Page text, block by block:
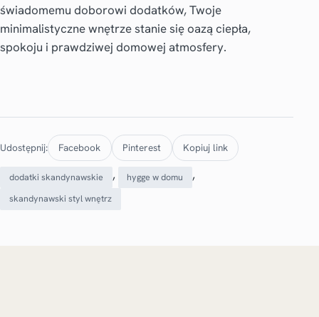
świadomemu doborowi dodatków, Twoje
minimalistyczne wnętrze stanie się oazą ciepła,
spokoju i prawdziwej domowej atmosfery.
Udostępnij: Facebook Pinterest Kopiuj link
dodatki skandynawskie , hygge w domu ,
skandynawski styl wnętrz